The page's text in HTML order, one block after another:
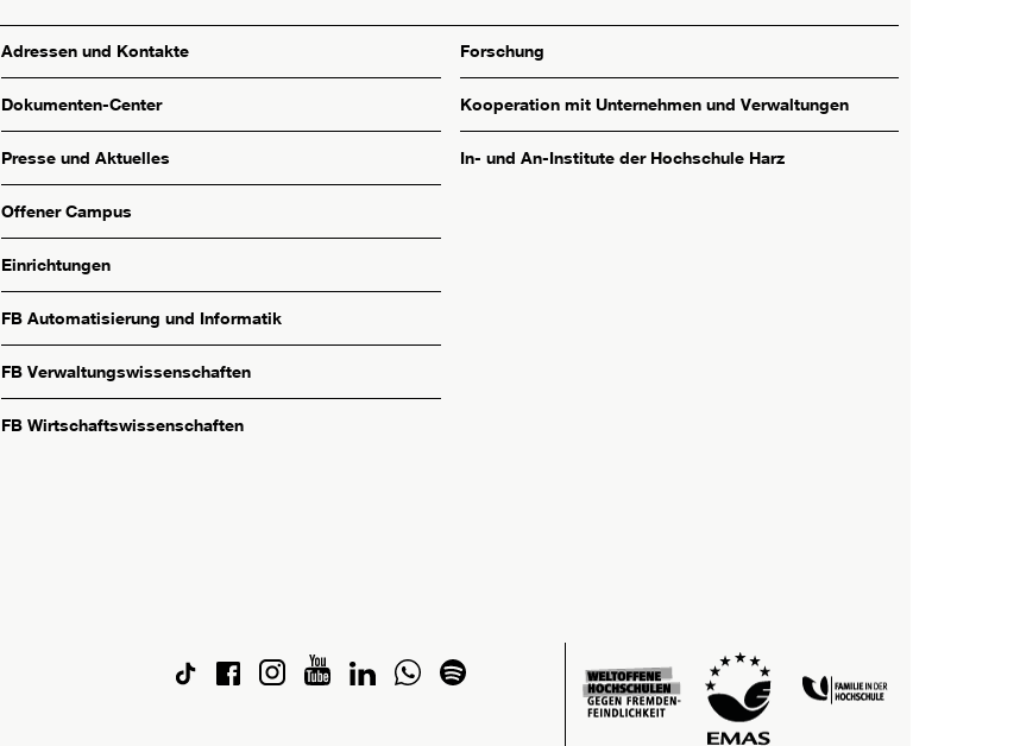
Adressen und Kontakte
Dokumenten-Center
Presse und Aktuelles
Offener Campus
Einrichtungen
FB Automatisierung und Informatik
FB Verwaltungswissenschaften
FB Wirtschaftswissenschaften
Forschung
Kooperation mit Unternehmen und Verwaltungen
In- und An-Institute der Hochschule Harz